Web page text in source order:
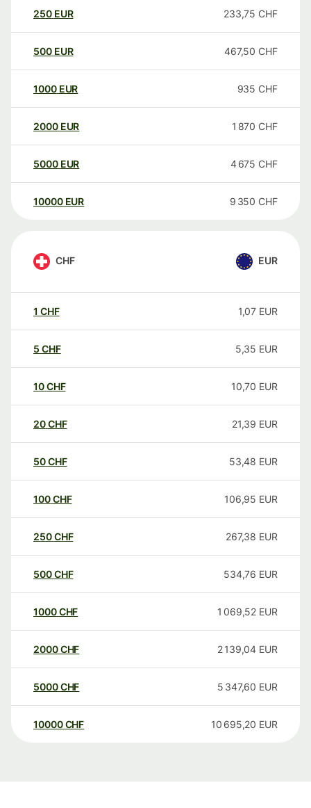
250 EUR 233,75 CHF
500 EUR 467,50 CHF
1000 EUR 935 CHF
2000 EUR 1 870 CHF
5000 EUR 4 675 CHF
10000 EUR 9 350 CHF
CHF EUR
1 CHF 1,07 EUR
5 CHF 5,35 EUR
10CHF 10,70 EUR
20CHF 21,39 EUR
50CHF 53,48 EUR
100CHF 106,95 EUR
250CHF 267,38 EUR
500CHF 534,76 EUR
1000CHF 1 069,52 EUR
2000CHF 2 139,04 EUR
5000CHF 5 347,60 EUR
10000 CHF 10 695,20 EUR